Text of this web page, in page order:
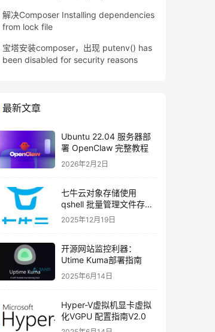
解决Composer Installing dependencies
from lock file
宝塔安装composer，出现 putenv() has
been disabled for security reasons
最新文章
Ubuntu 22.04 服务器部
署 OpenClaw 完整教程
2026年2月2日
七牛云对象存储使用
qshell 批量管理文件存储
类型（实战教程）
2025年12月19日
开源网站监控利器：
Utime Kuma部署指南
2025年6月14日
Hyper-V虚拟机显卡虚拟
化VGPU 配置指南V2.0